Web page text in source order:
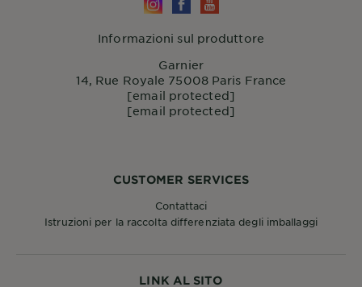
LINK AL SITO
CUSTOMER SERVICES
Contattaci
Istruzioni per la raccolta differenziata degli imballaggi
Informazioni sul produttore
Garnier
14, Rue Royale 75008 Paris France
[email protected]
[email protected]